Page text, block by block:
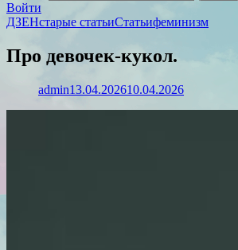
Войти
ДЗЕНстарые статьиСтатьифеминизм
Про девочек-кукол.
admin13.04.202610.04.2026